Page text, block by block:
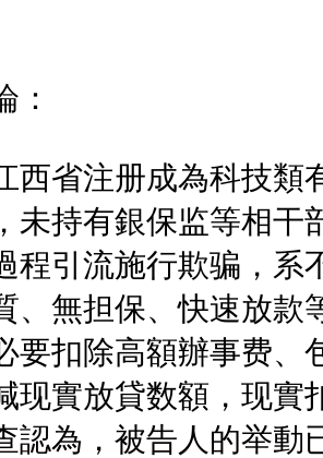
：
西省注册成為科技類
未持有銀保监等相干
程引流施行欺骗，系
、無担保、快速放款
要扣除高額辦事费、
现實放貸数額，现實
認為，被告人的举動